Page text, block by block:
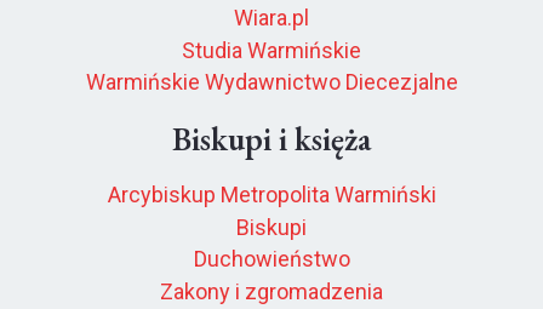
Wiara.pl
Studia Warmińskie
Warmińskie Wydawnictwo Diecezjalne
Biskupi i księża
Arcybiskup Metropolita Warmiński
Biskupi
Duchowieństwo
Zakony i zgromadzenia